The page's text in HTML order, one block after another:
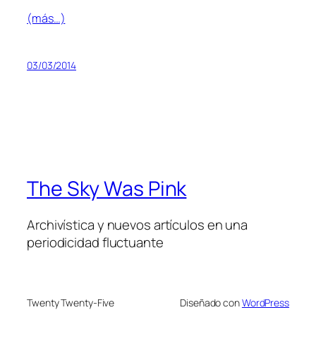
(más…)
03/03/2014
The Sky Was Pink
Archivística y nuevos artículos en una
periodicidad fluctuante
Twenty Twenty-Five Diseñado conWordPress